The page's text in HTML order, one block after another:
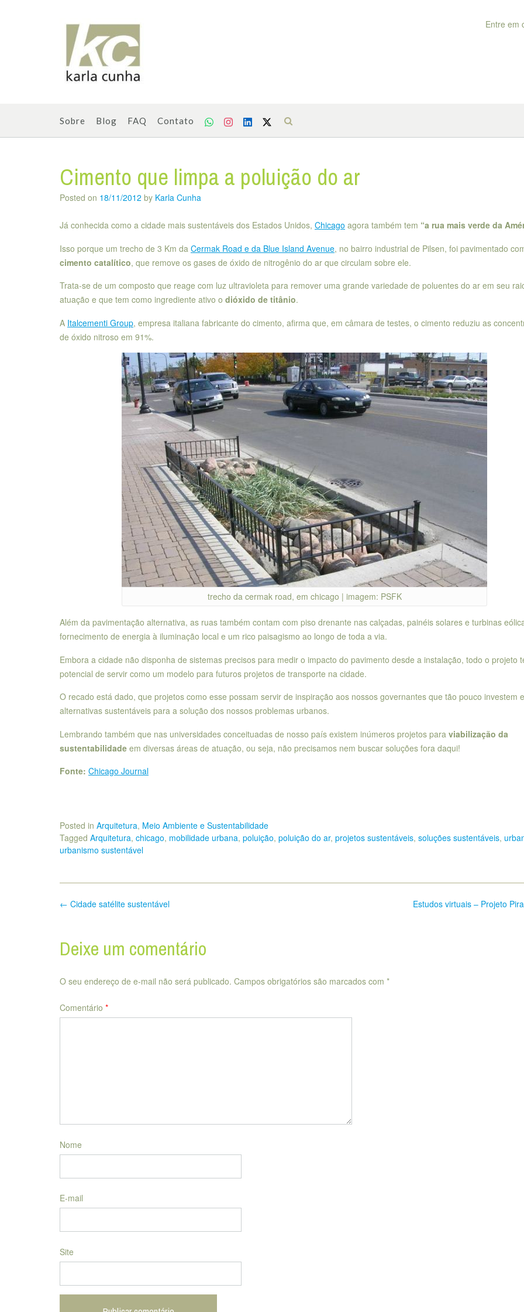
Entre em
Sobre Blog FAQ Contato
Cimento que limpa a poluição do ar
Posted on 18/11/2012 by Karla Cunha
Já conhecida como a cidade mais sustentáveis dos Estados Unidos, Chicago agora também tem “a rua mais verde da
Isso porque um trecho de 3 Km da Cermak Road e da Blue Island Avenue, no bairro industrial de Pilsen, foi pavimentado
cimento catalítico, que remove os gases de óxido de nitrogênio do ar que circulam sobre ele.
Trata-se de um composto que reage com luz ultravioleta para remover uma grande variedade de poluentes do ar em seu
atuação e que tem como ingrediente ativo o dióxido de titânio.
A Italcementi Group, empresa italiana fabricante do cimento, afirma que, em câmara de testes, o cimento reduziu as
de óxido nitroso em 91%.
trecho da cermak road, em chicago | imagem: PSFK
Além da pavimentação alternativa, as ruas também contam com piso drenante nas calçadas, painéis solares e turbinas
fornecimento de energia à iluminação local e um rico paisagismo ao longo de toda a via.
Embora a cidade não disponha de sistemas precisos para medir o impacto do pavimento desde a instalação, todo o projeto
potencial de servir como um modelo para futuros projetos de transporte na cidade.
O recado está dado, que projetos como esse possam servir de inspiração aos nossos governantes que tão pouco investem
alternativas sustentáveis para a solução dos nossos problemas urbanos.
Lembrando também que nas universidades conceituadas de nosso país existem inúmeros projetos para viabilização da
sustentabilidade em diversas áreas de atuação, ou seja, não precisamos nem buscar soluções fora daqui!
Fonte: Chicago Journal
Posted in Arquitetura, Meio Ambiente e Sustentabilidade
Tagged Arquitetura, chicago, mobilidade urbana, poluição, poluição do ar, projetos sustentáveis, soluções sustentáveis,
urbanismo sustentável
Post
Estudos virtuais – Projeto
← Cidade satélite sustentável
Deixe um comentário
O seu endereço de e-mail não será publicado. Campos obrigatórios são marcados com *
Comentário *
Nome
E-mail
Site